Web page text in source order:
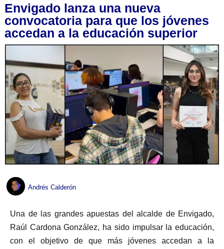
Envigado lanza una nueva
convocatoria para que los jóvenes
accedan a la educación superior
Andrés Calderón
Una de las grandes apuestas del alcalde de Envigado,
Raúl Cardona González, ha sido impulsar la educación,
con el objetivo de que más jóvenes accedan a la